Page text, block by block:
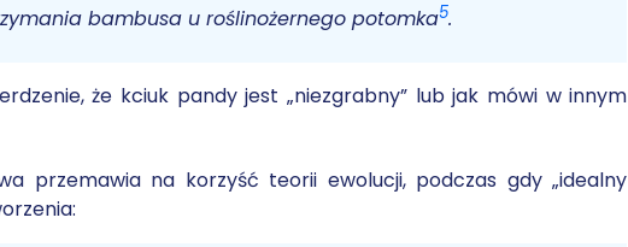
bambusa u roślinożernego potomka5.
że kciuk pandy jest „niezgrabny” lub jak mówi w innym
przemawia na korzyść teorii ewolucji, podczas gdy „idealny